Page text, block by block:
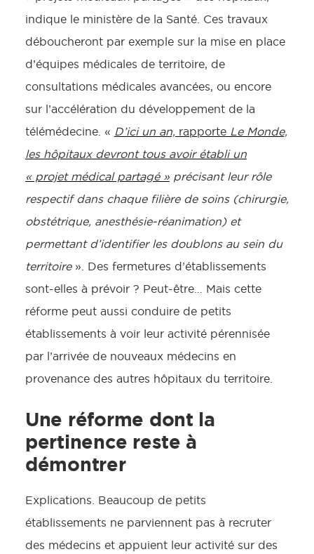
indique le ministère de la Santé. Ces travaux
déboucheront par exemple sur la mise en place
d’équipes médicales de territoire, de
consultations médicales avancées, ou encore
sur l’accélération du développement de la
télémédecine. « D’ici un an, rapporte Le Monde,
les hôpitaux devront tous avoir établi un
« projet médical partagé » précisant leur rôle
respectif dans chaque filière de soins (chirurgie,
obstétrique, anesthésie-réanimation) et
permettant d’identifier les doublons au sein du
territoire». Des fermetures d’établissements
sont-elles à prévoir ? Peut-être… Mais cette
réforme peut aussi conduire de petits
établissements à voir leur activité pérennisée
par l’arrivée de nouveaux médecins en
provenance des autres hôpitaux du territoire.
Une réforme dont la
pertinence reste à
démontrer
Explications. Beaucoup de petits
établissements ne parviennent pas à recruter
des médecins et appuient leur activité sur des